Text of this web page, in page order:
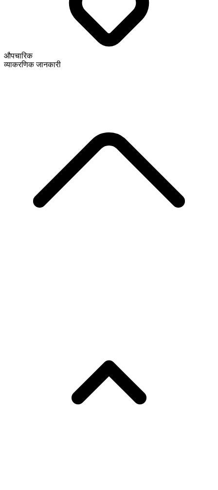
औपचारिक
व्याकरणिक जानकारी